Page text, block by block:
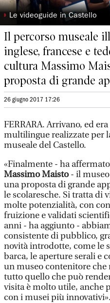
◗ Le videoguide in Castello
Il percorso museale
inglese, francese e
cultura Massimo
proposta di grande
26 giugno 2017 17:26
FERRARA. Arrivano, ed
multilingue realizzate per
museale del Castello.
«Finalmente - ha
Massimo Maisto- il museo
una proposta di grande
le scolaresche. Si tratta di
molte potenzialità, con
fruizione e validati
anni - ha aggiunto -
consistente di pubblico,
novità introdotte, come le
barca, le aperture serali e
un museo contenitore che
tutto quello che può
visita è molto utile, anche
con i musei più innovativi».